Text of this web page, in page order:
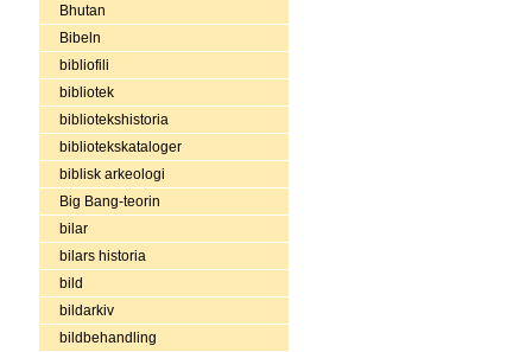
Bhutan
Bibeln
bibliofili
bibliotek
bibliotekshistoria
bibliotekskataloger
biblisk arkeologi
Big Bang-teorin
bilar
bilars historia
bild
bildarkiv
bildbehandling